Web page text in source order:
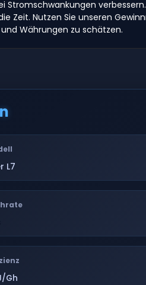
Zeit. Nutzen Sie unseren
Währungen zu schätzen.
L7
Gh